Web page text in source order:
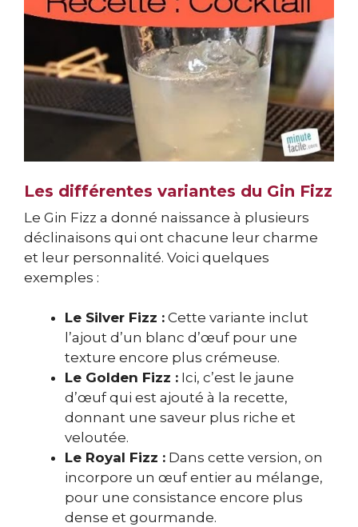
Les différentes variantes du Gin Fizz
Le Gin Fizz a donné naissance à plusieurs
déclinaisons qui ont chacune leur charme
et leur personnalité. Voici quelques
exemples :
Le Silver Fizz : Cette variante inclut
l’ajout d’un blanc d’œuf pour une
texture encore plus crémeuse.
Le Golden Fizz : Ici, c’est le jaune
d’œuf qui est ajouté à la recette,
donnant une saveur plus riche et
veloutée.
Le Royal Fizz : Dans cette version, on
incorpore un œuf entier au mélange,
pour une consistance encore plus
dense et gourmande.